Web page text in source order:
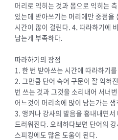
머리로 익히는 것과 몸으로 익히는
있는데 받아쓰기는 머리에만 중점을
시간이 많이 걸린다. 4. 따라하기에
남는게 부족하다.
따라하기의 장점
1. 한 번 받아쓰는 시간에 따라하기
2. 그만큼 단어 숙어 구문이 잘 익혀
번 쓰는 것과 그것을 소리내어 서너
어느것이 머리속에 많이 남는가는
3. 앵커나 강사의 발음을 흉내내면
드러워진다. 오래하다보면 단어의
스피킹에도 많은 도움이 된다.